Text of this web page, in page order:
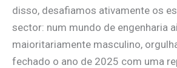
disso, desafiamos ativamente os
sector: num mundo de engenharia
maioritariamente masculino,
fechado o ano de 2025 com uma